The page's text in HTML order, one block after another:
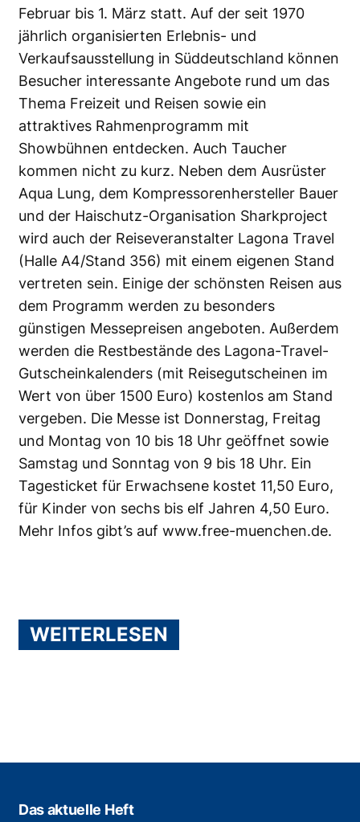
Februar bis 1. März statt. Auf der seit 1970
jährlich organisierten Erlebnis- und
Verkaufsausstellung in Süddeutschland können
Besucher interessante Angebote rund um das
Thema Freizeit und Reisen sowie ein
attraktives Rahmenprogramm mit
Showbühnen entdecken. Auch Taucher
kommen nicht zu kurz. Neben dem Ausrüster
Aqua Lung, dem Kompressorenhersteller Bauer
und der Haischutz-Organisation Sharkproject
wird auch der Reiseveranstalter Lagona Travel
(Halle A4/Stand 356) mit einem eigenen Stand
vertreten sein. Einige der schönsten Reisen aus
dem Programm werden zu besonders
günstigen Messepreisen angeboten. Außerdem
werden die Restbestände des Lagona-Travel-
Gutscheinkalenders (mit Reisegutscheinen im
Wert von über 1500 Euro) kostenlos am Stand
vergeben. Die Messe ist Donnerstag, Freitag
und Montag von 10 bis 18 Uhr geöffnet sowie
Samstag und Sonntag von 9 bis 18 Uhr. Ein
Tagesticket für Erwachsene kostet 11,50 Euro,
für Kinder von sechs bis elf Jahren 4,50 Euro.
Mehr Infos gibt’s auf www.free-muenchen.de.
WEITERLESEN
Das aktuelle Heft